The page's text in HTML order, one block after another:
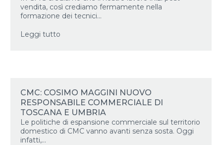
vendita, così crediamo fermamente nella
formazione dei tecnici...
Leggi tutto
CMC: COSIMO MAGGINI NUOVO
RESPONSABILE COMMERCIALE DI
TOSCANA E UMBRIA
Le politiche di espansione commerciale sul territorio
domestico di CMC vanno avanti senza sosta. Oggi
infatti,...